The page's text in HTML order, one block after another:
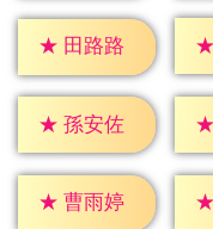
★ 田路路 ★
★ 孫安佐 ★
★ 曹雨婷 ★